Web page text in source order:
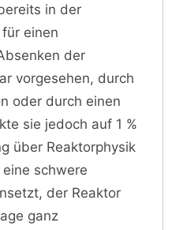
in der
einen
der
vorgesehen, durch
oder durch einen
sie jedoch auf 1 %
über Reaktorphysik
schwere
der Reaktor
ganz